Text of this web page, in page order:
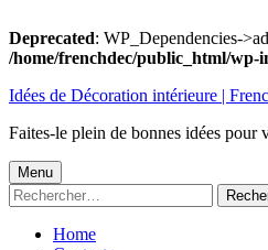
Deprecated: WP_Dependencies-
/home/frenchdec/public_html/wp-
au
Idées de Décoration intérieure |
Faites-le plein de bonnes idées pour
Menu
principal
Menu
Rechercher :
Home